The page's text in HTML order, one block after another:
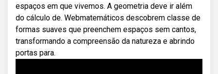
espaços em que vivemos. A geometria deve ir além
do cálculo de. Webmatemáticos descobrem classe de
formas suaves que preenchem espaços sem cantos,
transformando a compreensão da natureza e abrindo
portas para.